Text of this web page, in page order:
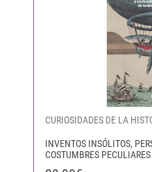
CURIOSIDADES DE LA
INVENTOS INSÓLITOS,
COSTUMBRES